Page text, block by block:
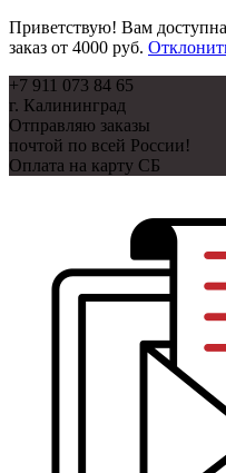
Приветствую! Вам
заказ от 4000 руб.
Перейти
к
содержанию
+7 911 073 84 65
г. Калининград
Отправляю заказы
почтой по всей России!
Оплата на карту СБ